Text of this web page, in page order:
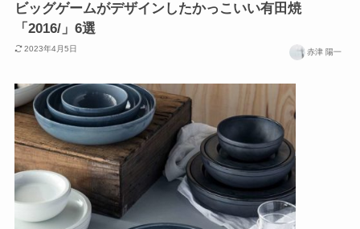
ビッグゲームがデザインしたかっこいい有田焼
「2016/」6選
2023年4月5日 赤津 陽一